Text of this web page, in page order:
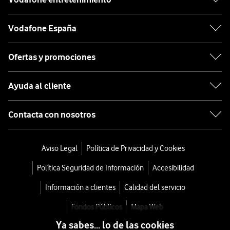
Vodafone España
Ofertas y promociones
Ayuda al cliente
Contacta con nosotros
Aviso Legal Política de Privacidad y Cookies
Política Seguridad de Información Accesibilidad
Información a clientes Calidad del servicio
Fondos Públicos Mapa Web
Ya sabes... lo de las cookies